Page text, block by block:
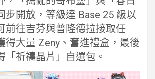
步開放，等級達 Base 25 級以
前往吉芬與普隆德拉接取任
得大量 Zeny、奮進禮盒，最後
「祈禱晶片」自選包。